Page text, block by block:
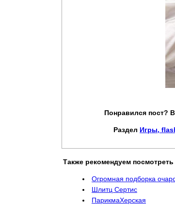
Понравился пост?
Раздел Игры,
Также рекомендуем посмотреть
Огромная подборка
Шлитц Сертис
ПарикмаХерская